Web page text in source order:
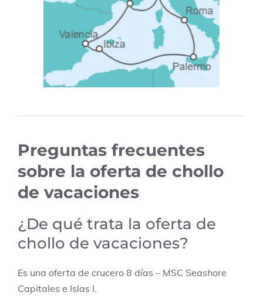
Preguntas frecuentes
sobre la oferta de chollo
de vacaciones
¿De qué trata la oferta de
chollo de vacaciones?
Es una oferta de crucero 8 días – MSC Seashore
Capitales e Islas I.